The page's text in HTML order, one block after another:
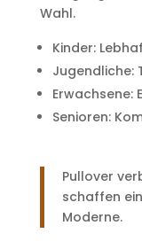
Wahl.
Kinder:
Jugendliche:
Erwachsene:
Senioren:
Pullover
schaffen
Moderne.